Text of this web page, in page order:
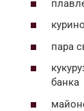
пара
банка